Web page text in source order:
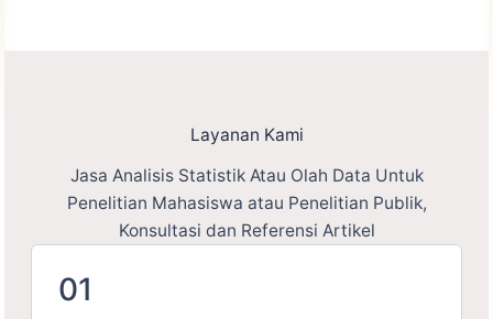
Layanan Kami
Jasa Analisis Statistik Atau Olah Data Untuk
Penelitian Mahasiswa atau Penelitian Publik,
Konsultasi dan Referensi Artikel
01